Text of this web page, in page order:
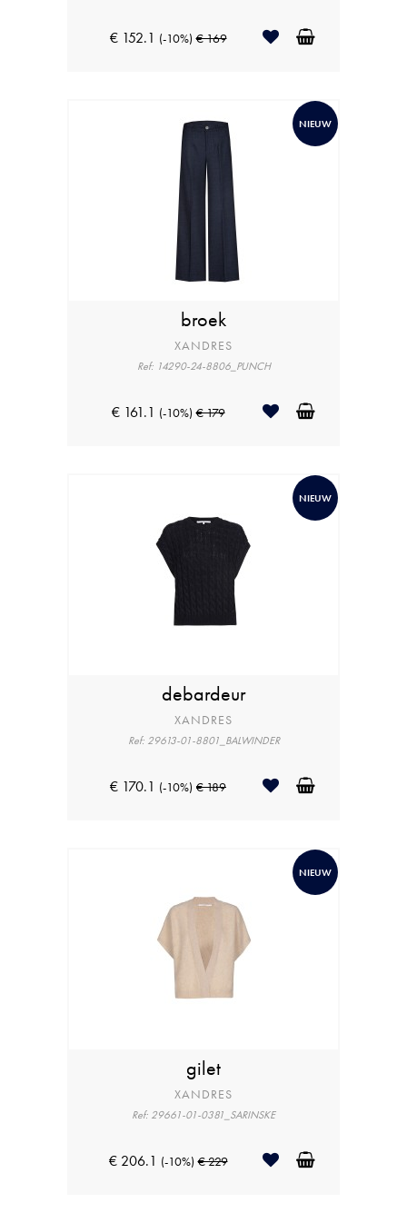
€ 152.1 (-10%) € 169
NIEUW
broek
XANDRES
Ref: 14290-24-8806_PUNCH
€ 161.1 (-10%) € 179
NIEUW
debardeur
XANDRES
Ref: 29613-01-8801_BALWINDER
€ 170.1 (-10%) € 189
NIEUW
gilet
XANDRES
Ref: 29661-01-0381_SARINSKE
€ 206.1 (-10%) € 229